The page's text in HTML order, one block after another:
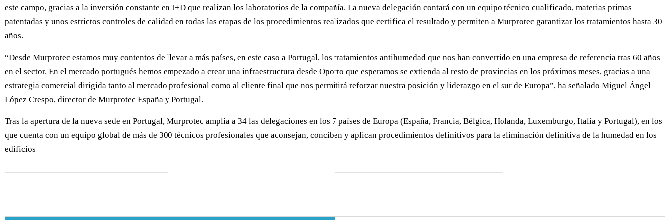
este campo, gracias a la inversión constante en I+D que realizan los laboratorios de la compañía. La nueva delegación contará con un equipo técnico cualificado, materias primas
patentadas y unos estrictos controles de calidad en todas las etapas de los procedimientos realizados que certifica el resultado y permiten a Murprotec garantizar los tratamientos hasta 30
años.
“Desde Murprotec estamos muy contentos de llevar a más países, en este caso a Portugal, los tratamientos antihumedad que nos han convertido en una empresa de referencia tras 60 años
en el sector. En el mercado portugués hemos empezado a crear una infraestructura desde Oporto que esperamos se extienda al resto de provincias en los próximos meses, gracias a una
estrategia comercial dirigida tanto al mercado profesional como al cliente final que nos permitirá reforzar nuestra posición y liderazgo en el sur de Europa”, ha señalado Miguel Ángel
López Crespo, director de Murprotec España y Portugal.
Tras la apertura de la nueva sede en Portugal, Murprotec amplía a 34 las delegaciones en los 7 países de Europa (España, Francia, Bélgica, Holanda, Luxemburgo, Italia y Portugal), en los
que cuenta con un equipo global de más de 300 técnicos profesionales que aconsejan, conciben y aplican procedimientos definitivos para la eliminación definitiva de la humedad en los
edificios